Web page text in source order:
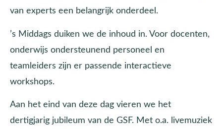
van experts een belangrijk onderdeel.
’s Middags duiken we de inhoud in. Voor docenten,
onderwijs ondersteunend personeel en
teamleiders zijn er passende interactieve
workshops.
Aan het eind van deze dag vieren we het
dertigjarig jubileum van de GSF. Met o.a. livemuziek